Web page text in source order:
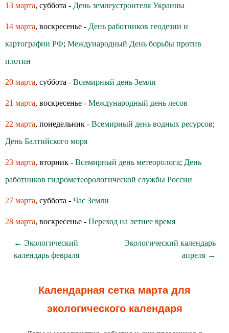
13 марта, суббота - День землеустроителя Украины
14 марта, воскресенье - День работников геодезии и
картографии РФ; Международный День борьбы против
плотин
20 марта, суббота - Всемирный день Земли
21 марта, воскресенье - Международный день лесов
22 марта, понедельник - Всемирный день водных ресурсов;
День Балтийского моря
23 марта, вторник - Всемирный день метеоролога; День
работников гидрометеорологической службы России
27 марта, суббота - Час Земли
28 марта, воскресенье - Переход на летнее время
← Экологический
календарь февраля
Экологический календарь
апреля →
Календарная сетка марта для
экологического календаря